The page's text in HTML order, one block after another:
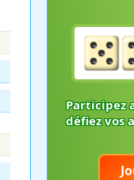
Participez
défiez vos